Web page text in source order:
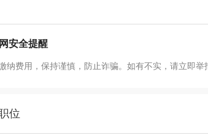
安全提醒
纳费用，保持谨慎，防止诈骗。如有不实，请立即举
位